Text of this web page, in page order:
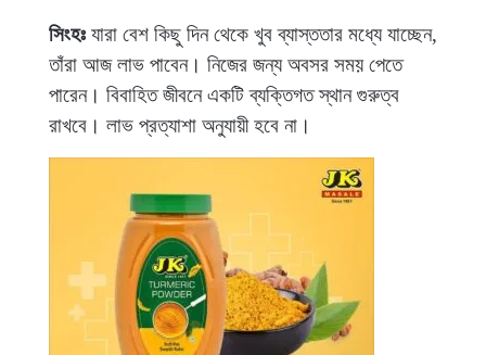
সিংহঃ যারা বেশ কিছু দিন থেকে খুব ব্যাস্ততার মধ্যে যাচ্ছেন,
তাঁরা আজ লাভ পাবেন। নিজের জন্য অবসর সময় পেতে
পারেন। বিবাহিত জীবনে একটি ব্যক্তিগত স্থান গুরুত্ব
রাখবে। লাভ প্রত্যাশা অনুযায়ী হবে না।